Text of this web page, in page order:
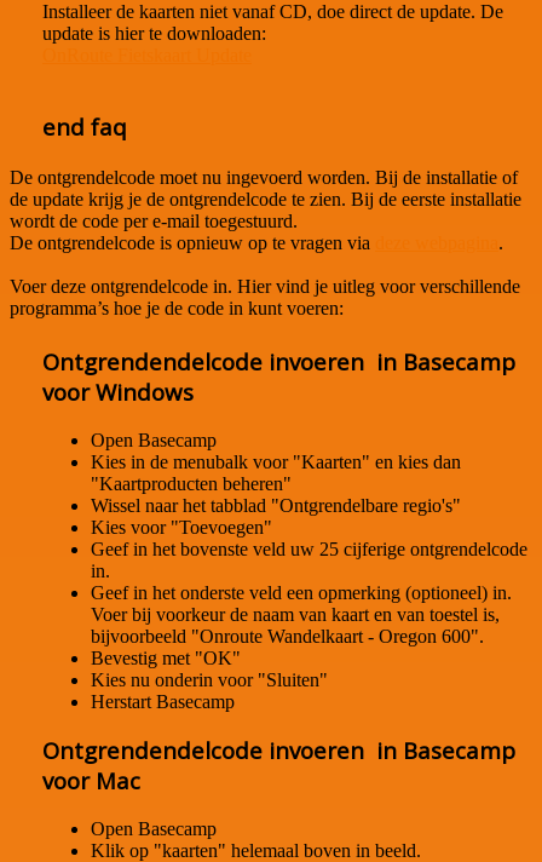
Installeer de kaarten niet vanaf CD, doe direct de update. De
update is hier te downloaden:
end faq
De ontgrendelcode moet nu ingevoerd worden. Bij de installatie of
de update krijg je de ontgrendelcode te zien. Bij de eerste installatie
wordt de code per e-mail toegestuurd.
De ontgrendelcode is opnieuw op te vragen via
.
Voer deze ontgrendelcode in. Hier vind je uitleg voor verschillende
programma’s hoe je de code in kunt voeren:
Ontgrendendelcode invoeren in Basecamp
voor Windows
Open Basecamp
Kies in de menubalk voor "Kaarten" en kies dan
"Kaartproducten beheren"
Wissel naar het tabblad "Ontgrendelbare regio's"
Kies voor "Toevoegen"
Geef in het bovenste veld uw 25 cijferige ontgrendelcode
in.
Geef in het onderste veld een opmerking (optioneel) in.
Voer bij voorkeur de naam van kaart en van toestel is,
bijvoorbeeld "Onroute Wandelkaart - Oregon 600".
Bevestig met "OK"
Kies nu onderin voor "Sluiten"
Herstart Basecamp
Ontgrendendelcode invoeren in Basecamp
voor Mac
Open Basecamp
Klik op "kaarten" helemaal boven in beeld.